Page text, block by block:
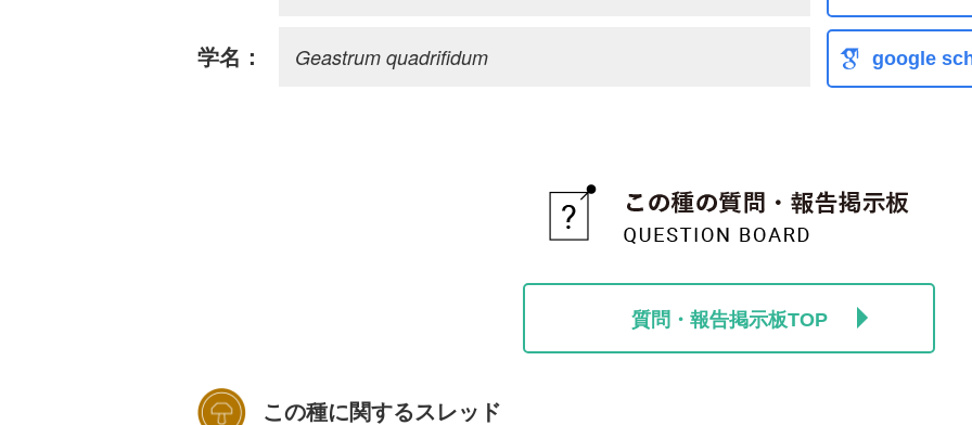
学名： Geastrum quadrifidum google
質問・報告掲示板TOP
この種に関するスレッド